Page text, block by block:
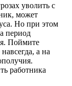
уволить с
может
Но при этом
период
Поймите
а на
работника